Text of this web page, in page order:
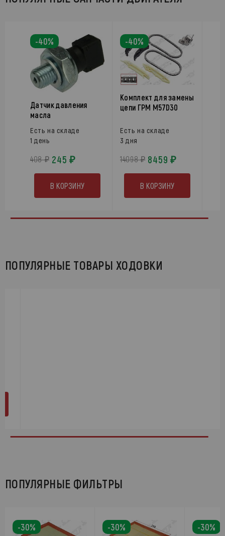
-40%
Датчик давления
масла
Есть на складе
1 день
408 ₽ 245 ₽
В КОРЗИНУ
-40%
Комплект для замены
цепи ГРМ M57D30
Есть на складе
3 дня
14098 ₽ 8459 ₽
В КОРЗИНУ
ПОПУЛЯРНЫЕ ТОВАРЫ ХОДОВКИ
ПОПУЛЯРНЫЕ ФИЛЬТРЫ
-30% -30% -30%